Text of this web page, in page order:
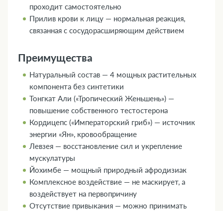
проходит самостоятельно
Прилив крови к лицу — нормальная реакция,
связанная с сосудорасширяющим действием
Преимущества
Натуральный состав — 4 мощных растительных
компонента без синтетики
Тонгкат Али («Тропический Женьшень») —
повышение собственного тестостерона
Кордицепс («Императорский гриб») — источник
энергии «Ян», кровообращение
Левзея — восстановление сил и укрепление
мускулатуры
Йохимбе — мощный природный афродизиак
Комплексное воздействие — не маскирует, а
воздействует на первопричину
Отсутствие привыкания — можно принимать